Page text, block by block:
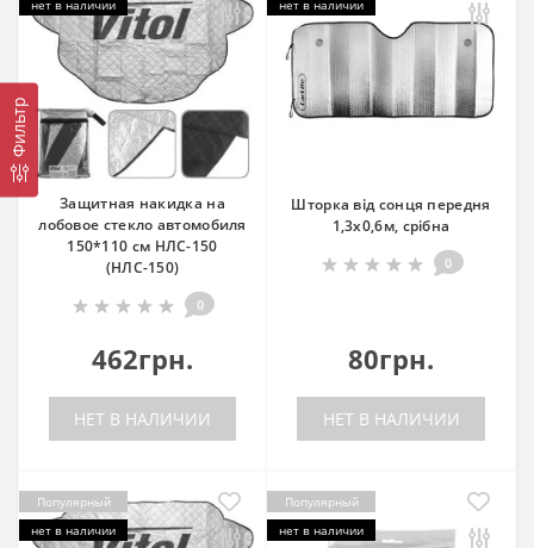
Фильтр
нет в наличии
Защитная накидка на
лобовое стекло автомобиля
150*110 см НЛС-150
(НЛС-150)
0
462грн.
НЕТ В НАЛИЧИИ
нет в наличии
Шторка від сонця передня
1,3x0,6м, срібна
0
80грн.
НЕТ В НАЛИЧИИ
Популярный
нет в наличии
Популярный
нет в наличии